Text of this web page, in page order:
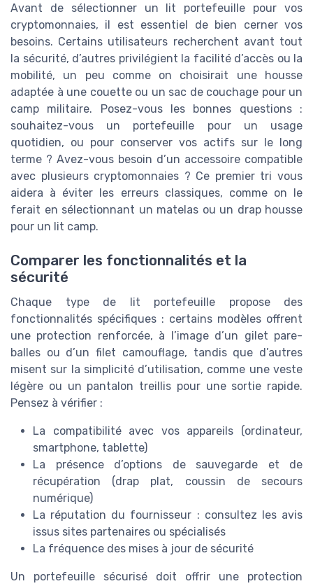
Avant de sélectionner un lit portefeuille pour vos
cryptomonnaies, il est essentiel de bien cerner vos
besoins. Certains utilisateurs recherchent avant tout
la sécurité, d’autres privilégient la facilité d’accès ou la
mobilité, un peu comme on choisirait une housse
adaptée à une couette ou un sac de couchage pour un
camp militaire. Posez-vous les bonnes questions :
souhaitez-vous un portefeuille pour un usage
quotidien, ou pour conserver vos actifs sur le long
terme ? Avez-vous besoin d’un accessoire compatible
avec plusieurs cryptomonnaies ? Ce premier tri vous
aidera à éviter les erreurs classiques, comme on le
ferait en sélectionnant un matelas ou un drap housse
pour un lit camp.
Comparer les fonctionnalités et la
sécurité
Chaque type de lit portefeuille propose des
fonctionnalités spécifiques : certains modèles offrent
une protection renforcée, à l’image d’un gilet pare-
balles ou d’un filet camouflage, tandis que d’autres
misent sur la simplicité d’utilisation, comme une veste
légère ou un pantalon treillis pour une sortie rapide.
Pensez à vérifier :
La compatibilité avec vos appareils (ordinateur,
smartphone, tablette)
La présence d’options de sauvegarde et de
récupération (drap plat, coussin de secours
numérique)
La réputation du fournisseur : consultez les avis
issus sites partenaires ou spécialisés
La fréquence des mises à jour de sécurité
Un portefeuille sécurisé doit offrir une protection